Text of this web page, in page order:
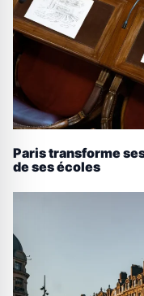
Paris transforme
de ses écoles